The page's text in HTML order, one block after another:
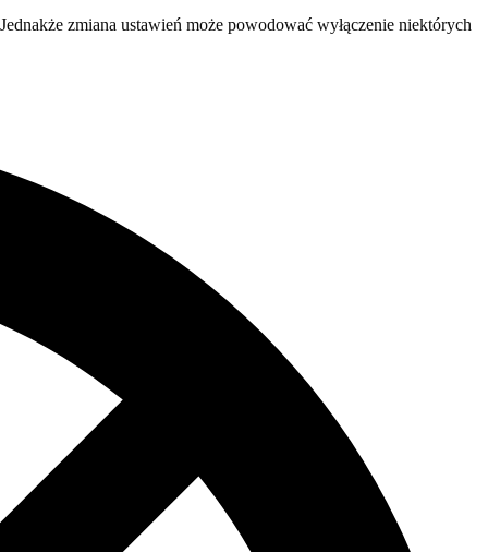
zmiana ustawień może powodować wyłączenie niektórych